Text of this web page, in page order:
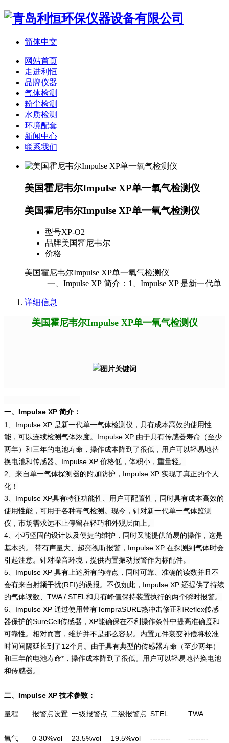
简体中文
网站首页
走进利恒
品牌仪器
气体检测
粉尘检测
水质检测
环境配套
新闻中心
联系我们
美国霍尼韦尔Impulse XP单一氧气检测仪
美国霍尼韦尔Impulse XP单一氧气检测仪
型号XP-O2
品牌美国霍尼韦尔
价格
美国霍尼韦尔Impulse XP单一氧气检测仪
一、Impulse XP 简介：1、Impulse XP 是新一代单
详细信息
美国霍尼韦尔Impulse XP单一氧气检测仪
一、Impulse XP 简介：
1、Impulse XP 是新一代单一气体检测仪，具有成本高效的使用性
能，可以连续检测气体浓度。Impulse XP 由于具有传感器寿命（至少
两年）和三年的电池寿命，操作成本降到了很低，用户可以轻易地替
换电池和传感器。Impulse XP 价格低，体积小，重量轻。
2、来自单一气体探测器的附加防护，Impulse XP 实现了真正的个人
化！
3、Impulse XP具有特征功能性、用户可配置性，同时具有成本高效的
使用性能，可用于各种毒气检测。现今，针对新一代单一气体监测
仪，市场需求远不止停留在轻巧和外观层面上。
4、小巧坚固的设计以及便捷的维护，同时又能提供简易的操作，这是
基本的。 带有声量大、超亮视听报警，Impulse XP 在探测到气体时会
引起注意。针对噪音环境，提供内置振动报警作为标配件。
5、Impulse XP 具有上述所有的特点，同时可靠、准确的读数并且不
会有来自射频干扰(RFI)的误报。不仅如此，Impulse XP 还提供了持续
的气体读数、TWA / STEL和具有峰值保持装置执行的两个瞬时报警。
6、Impulse XP 通过使用带有TempraSURE热冲击修正和Reflex传感
器保护的SureCell传感器，XP能确保在不利操作条件中提高准确度和
可靠性。相对而言，维护并不是那么容易。内置元件衰变补偿将校准
时间间隔延长到了12个月。由于具有典型的传感器寿命（至少两年）
和三年的电池寿命*，操作成本降到了很低。用户可以轻易地替换电池
和传感器。
二、Impulse XP 技术参数：
量程 报警点设置 一级报警点 二级报警点 STEL TWA
氧气 0-30%vol 23.5%vol 19.5%vol -------- --------